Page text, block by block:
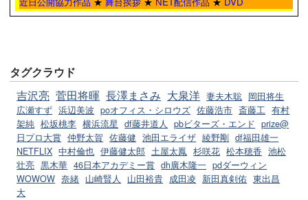
タグクラウド
吉沢亮 菅田将暉 長澤まさみ 大泉洋 妻夫木聡 岡田将生
広瀬すず 浜辺美波 poオフィス・シロウズ 佐藤浩市 斎藤工 有村
架純 松坂桃李 横浜流星 df藤井道人 pbビターズ・エンド prize@
日プロ大賞 仲野太賀 佐藤健 池田エライザ 綾野剛 df福田雄一
NETFLIX 中村倫也 伊藤健太郎 土屋太鳳 杉咲花 松本穂香 池松
壮亮 黒木華 46日本アカデミー賞 dh廣木隆一 pdダーウィン
WOWOW 奈緒 山崎賢人 山田裕貴 成田凌 新田真剣佑 東出昌
大